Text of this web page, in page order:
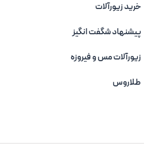
خرید زیورآلات
پیشنهاد شگفت انگیز
زیورآلات مس و فیروزه‌
طلاروس